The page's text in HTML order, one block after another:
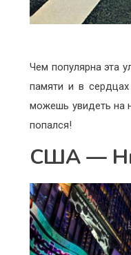
Чем популярна эта
памяти и в
можешь увидеть на
попался!
США —